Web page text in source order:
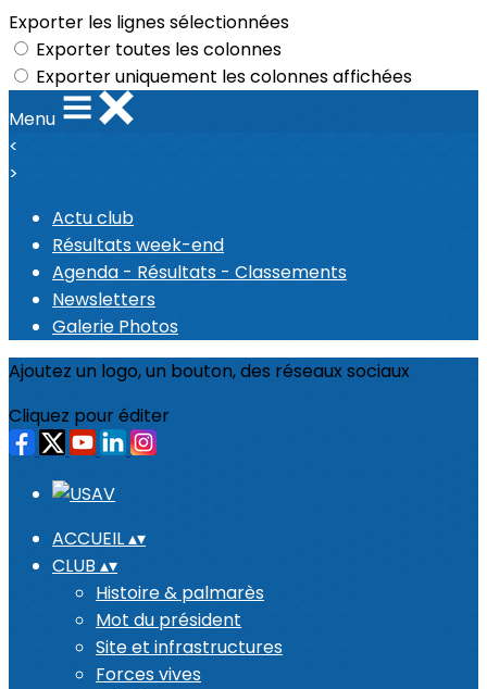
Exporter les lignes sélectionnées
Exporter toutes les colonnes
Exporter uniquement les colonnes affichées
Menu
<
>
Actu club
Résultats week-end
Agenda - Résultats - Classements
Newsletters
Galerie Photos
Ajoutez un logo, un bouton, des réseaux sociaux
Cliquez pour éditer
ACCUEIL▴▾
CLUB ▴▾
Histoire & palmarès
Mot du président
Site et infrastructures
Forces vives